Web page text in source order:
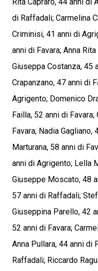
di Raffadali; Carmelina
Criminisi, 41 anni di
anni di Favara; Anna
Giuseppa Costanza, 45
Crapanzano, 47 anni di
Agrigento; Domenico
Failla, 52 anni di
Favara; Nadia Gagliano,
Marturana, 58 anni di
anni di Agrigento; Lella
Giuseppe Moscato, 48
57 anni di Raffadali;
Giuseppina Parello, 42
52 anni di Favara;
Anna Pullara, 44 anni di
Raffadali; Riccardo